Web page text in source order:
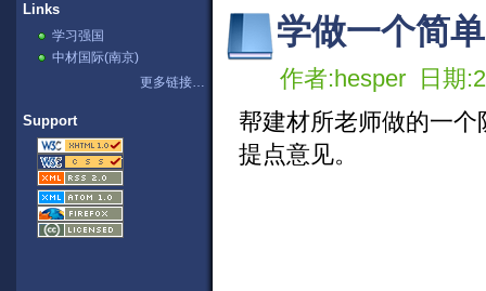
学做一个简
作者:hesper 日期
帮建材所老师做的一
提点意见。
Links
学习强国
中材国际(南京)
更多链接…
Support